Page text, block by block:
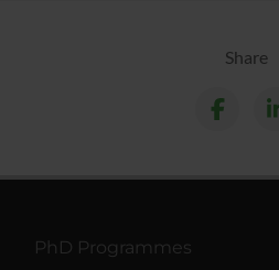
Share
PhD Programmes